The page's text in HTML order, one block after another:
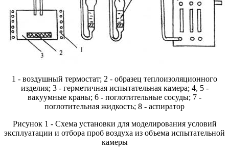
1 - воздушный термостат; 2 - образец теплоизоляционного
изделия; 3 - герметичная испытательная камера; 4, 5 -
вакуумные краны; 6 - поглотительные сосуды; 7 -
поглотительная жидкость; 8 - аспиратор
Рисунок 1 - Схема установки для моделирования условий
эксплуатации и отбора проб воздуха из объема испытательной
камеры